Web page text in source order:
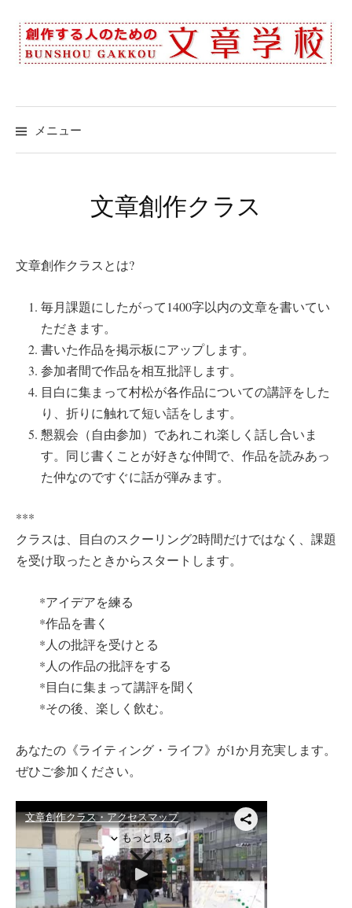
ン
テ
ス
キ
メニュー
文章創作クラス
文章創作クラスとは?
毎月課題にしたがって1400字以内の文章を書いてい
ただきます。
書いた作品を掲示板にアップします。
参加者間で作品を相互批評します。
目白に集まって村松が各作品についての講評をした
り、折りに触れて短い話をします。
懇親会（自由参加）であれこれ楽しく話し合いま
す。同じ書くことが好きな仲間で、作品を読みあっ
た仲なのですぐに話が弾みます。
***
クラスは、目白のスクーリング2時間だけではなく、課題
を受け取ったときからスタートします。
*アイデアを練る
*作品を書く
*人の批評を受けとる
*人の作品の批評をする
*目白に集まって講評を聞く
*その後、楽しく飲む。
あなたの《ライティング・ライフ》が1か月充実します。
ぜひご参加ください。